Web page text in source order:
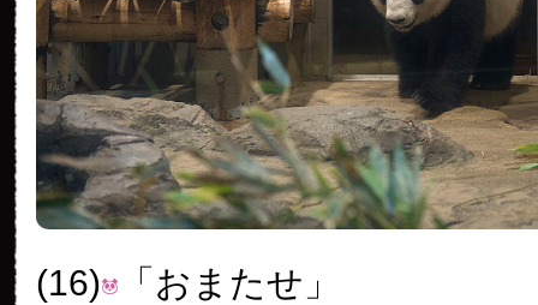
(16) 「おまたせ」